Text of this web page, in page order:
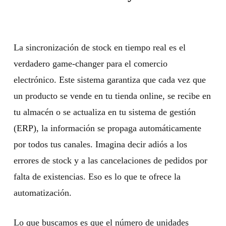
La sincronización de stock en tiempo real es el
verdadero game-changer para el comercio
electrónico. Este sistema garantiza que cada vez que
un producto se vende en tu tienda online, se recibe en
tu almacén o se actualiza en tu sistema de gestión
(ERP), la información se propaga automáticamente
por todos tus canales. Imagina decir adiós a los
errores de stock y a las cancelaciones de pedidos por
falta de existencias. Eso es lo que te ofrece la
automatización.
Lo que buscamos es que el número de unidades